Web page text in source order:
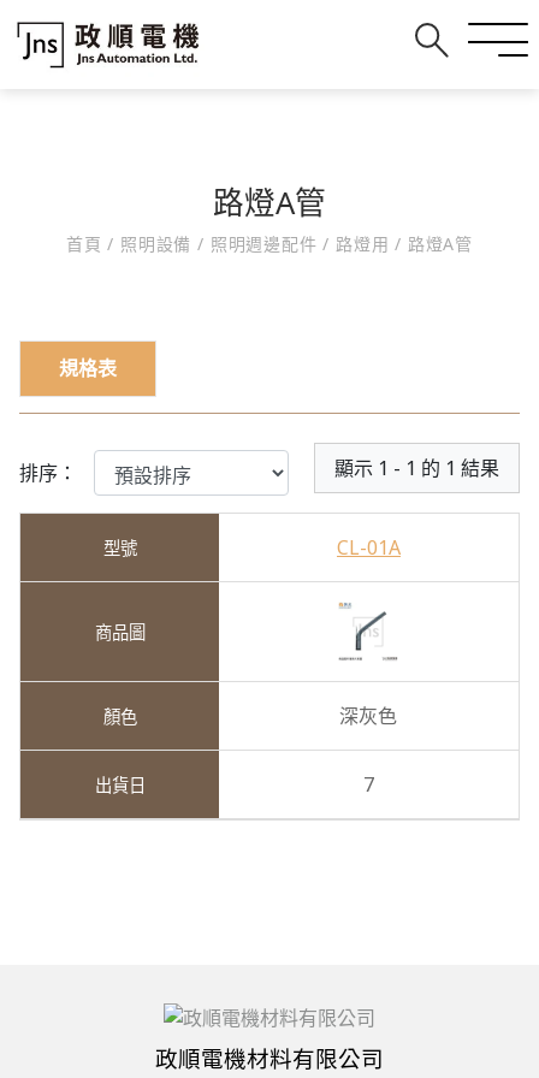
路燈A管
首頁/ 照明設備/ 照明週邊配件/ 路燈用/ 路燈A管
規格表
排序： 顯示 1 - 1 的 1 結果
CL-01A
深灰色
7
政順電機材料有限公司